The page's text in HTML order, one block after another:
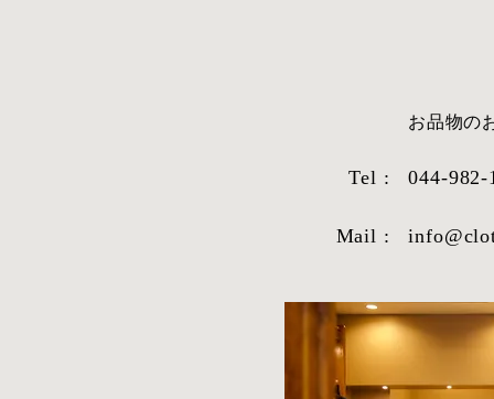
お品物の
Tel : 044-982-
Mail :